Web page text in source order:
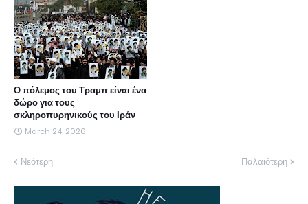
Ο πόλεμος του Τραμπ είναι ένα
δώρο για τους
σκληροπυρηνικούς του Ιράν
March 24, 2026
Νεότερη Παλαιότερη